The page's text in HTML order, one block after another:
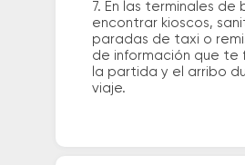
7. En las terminales de
encontrar kioscos,
paradas de taxi o
de información que te
la partida y el arribo
viaje.